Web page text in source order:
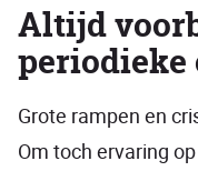
Altijd
periodieke
Grote rampen en
Om toch ervaring